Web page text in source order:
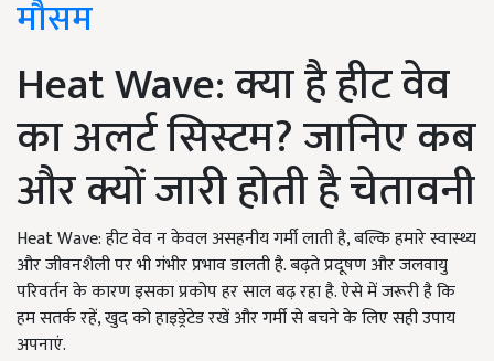
मौसम
Heat Wave: क्या है हीट वेव
का अलर्ट सिस्टम? जानिए कब
और क्यों जारी होती है चेतावनी
Heat Wave: हीट वेव न केवल असहनीय गर्मी लाती है, बल्कि हमारे स्वास्थ्य
और जीवनशैली पर भी गंभीर प्रभाव डालती है. बढ़ते प्रदूषण और जलवायु
परिवर्तन के कारण इसका प्रकोप हर साल बढ़ रहा है. ऐसे में जरूरी है कि
हम सतर्क रहें, खुद को हाइड्रेटेड रखें और गर्मी से बचने के लिए सही उपाय
अपनाएं.